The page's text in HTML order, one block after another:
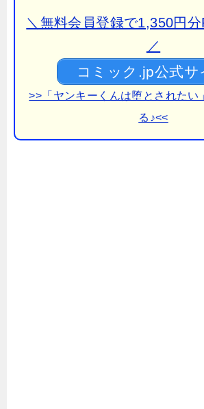
＼無料会員登録で1,350円分
／
コミック.jp公式サ
>>「ヤンキーくんは堕とされたい
る♪<<